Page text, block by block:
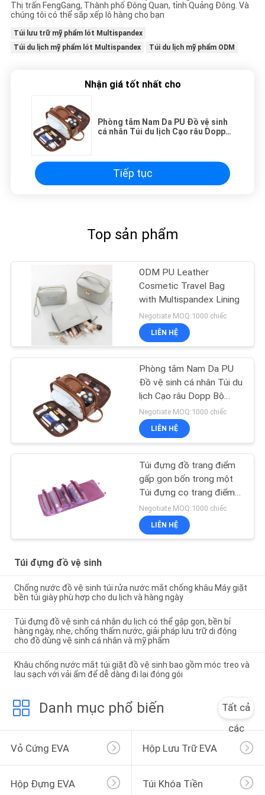
Thị trấn FengGang, Thành phố Đông Quan, tỉnh Quảng Đông. Và
chúng tôi có thể sắp xếp lô hàng cho bạn
Túi lưu trữ mỹ phẩm lót Multispandex
Túi du lịch mỹ phẩm lót Multispandex
Túi du lịch mỹ phẩm ODM
Nhận giá tốt nhất cho
Phòng tắm Nam Da PU Đồ vệ sinh
cá nhân Túi du lịch Cạo râu Dopp
Tiếp tục
Top sản phẩm
ODM PU Leather
Cosmetic Travel Bag
with Multispandex Lining
Negotiate MOQ:1000 chiếc
LIÊN HỆ
Phòng tắm Nam Da PU
Đồ vệ sinh cá nhân Túi du
lịch Cạo râu Dopp Bộ
chống nước
Negotiate MOQ:1000 chiếc
LIÊN HỆ
Túi đựng đồ trang điểm
gấp gọn bốn trong một
Túi đựng cọ trang điểm
di động
Negotiate MOQ:1000 chiếc
LIÊN HỆ
Túi đựng đồ vệ sinh
Chống nước đồ vệ sinh túi rửa nước mắt chống khâu Máy giặt
bền túi giày phù hợp cho du lịch và hàng ngày
Túi đựng đồ vệ sinh cá nhân du lịch có thể gập gọn, bền bỉ
hàng ngày, nhẹ, chống thấm nước, giải pháp lưu trữ di động
cho đồ dùng vệ sinh cá nhân và mỹ phẩm
Khâu chống nước mắt túi giặt đồ vệ sinh bao gồm móc treo và
lau sạch với vải ẩm để dễ dàng đi lại đóng gói
Danh mục phổ biến
Tất cả
các
Vỏ Cứng EVA
Hộp Lưu Trữ EVA
Hộp Đựng EVA Túi Khóa Tiền